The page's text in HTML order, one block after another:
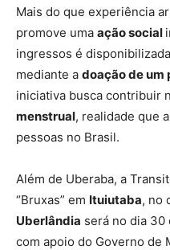
Mais do que experiência
promove uma ação social
ingressos é
mediante a doação de um
iniciativa busca contribuir
menstrual, realidade que
pessoas no Brasil.
Além de Uberaba, a
“Bruxas” em Ituiutaba, no
Uberlândia será no dia 30
com apoio do Governo de